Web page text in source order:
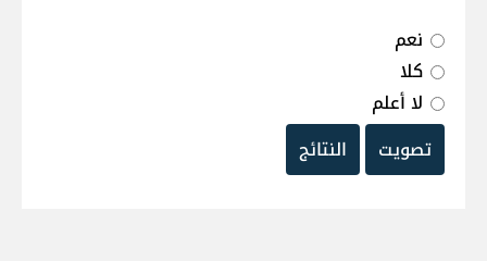
نعم
كلا
لا أعلم
تصويت
النتائج